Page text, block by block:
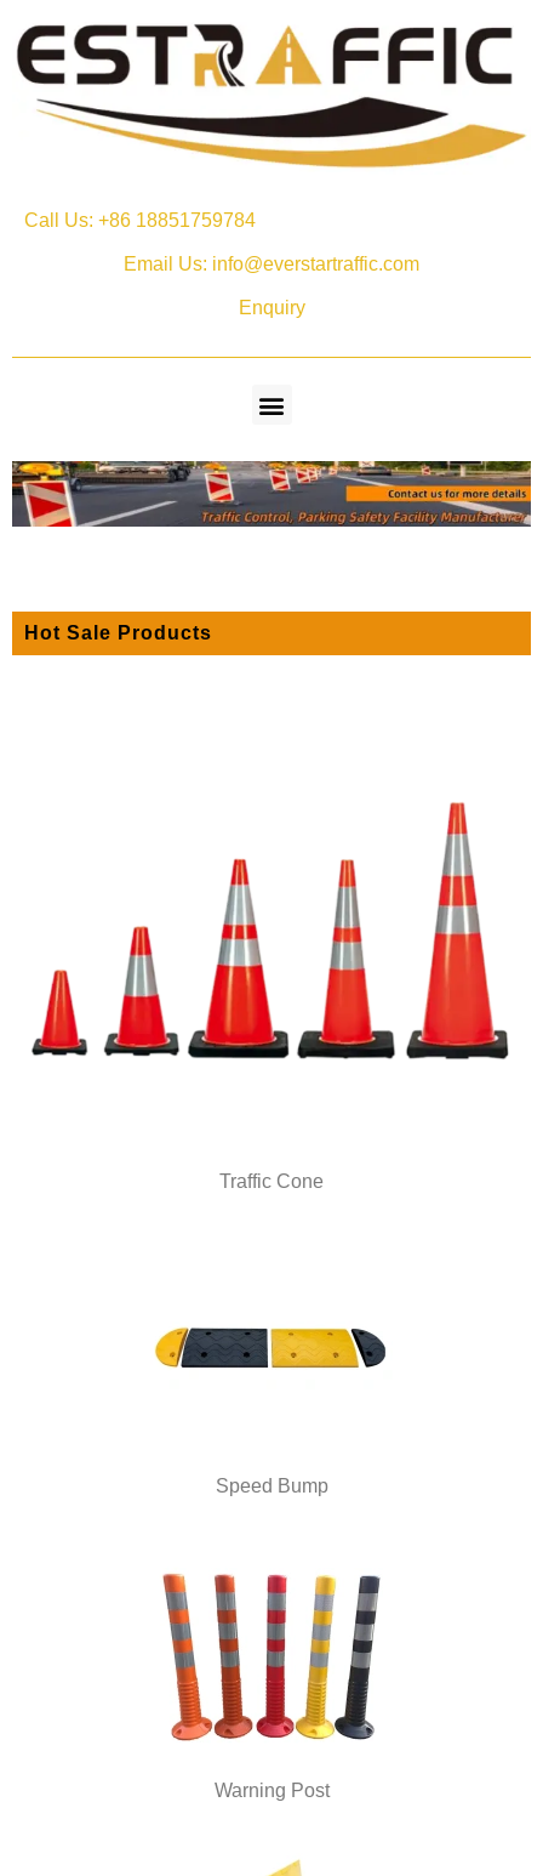
Call Us: +86 18851759784
Email Us: info@everstartraffic.com
Enquiry
Hot Sale Products
Traffic Cone
Speed Bump
Warning Post